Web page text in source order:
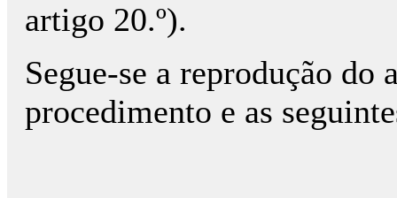
artigo 20.º).
Segue-se a reprodução do
procedimento e as